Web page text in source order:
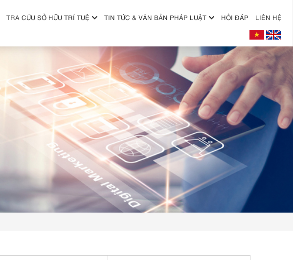
+
+
+
TRA CỨU SỞ HỮU TRÍ TUỆ TIN TỨC & VĂN BẢN PHÁP LUẬT HỎI ĐÁP LIÊN HỆ